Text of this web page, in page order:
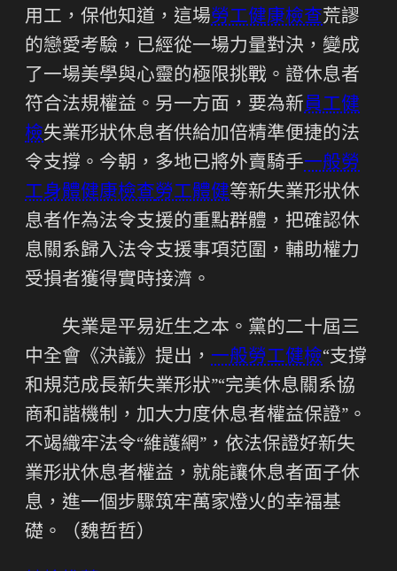
用工，保他知道，這場勞工健康檢查荒謬
的戀愛考驗，已經從一場力量對決，變成
了一場美學與心靈的極限挑戰。證休息者
符合法規權益。另一方面，要為新員工健
檢失業形狀休息者供給加倍精準便捷的法
令支撐。今朝，多地已將外賣騎手一般勞
工身體健康檢查勞工體健等新失業形狀休
息者作為法令支援的重點群體，把確認休
息關系歸入法令支援事項范圍，輔助權力
受損者獲得實時接濟。
失業是平易近生之本。黨的二十屆三
中全會《決議》提出， 一般勞工健檢“支撐
和規范成長新失業形狀”“完美休息關系協
商和諧機制，加大力度休息者權益保證”。
不竭織牢法令“維護網”，依法保證好新失
業形狀休息者權益，就能讓休息者面子休
息，進一個步驟筑牢萬家燈火的幸福基
礎。（魏哲哲）